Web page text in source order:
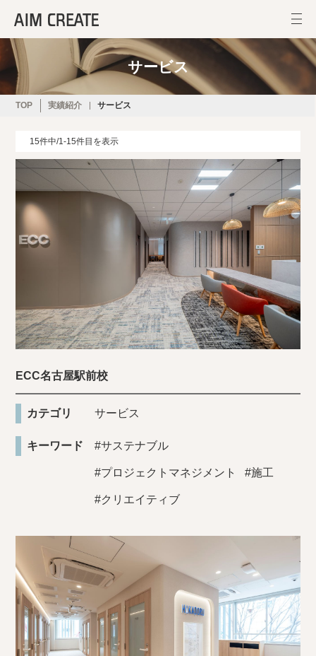
サービス
TOP 実績紹介 サービス
15件中/1-15件目を表示
ECC名古屋駅前校
カテゴリ サービス
キーワード #サステナブル
#プロジェクトマネジメント #施工
#クリエイティブ